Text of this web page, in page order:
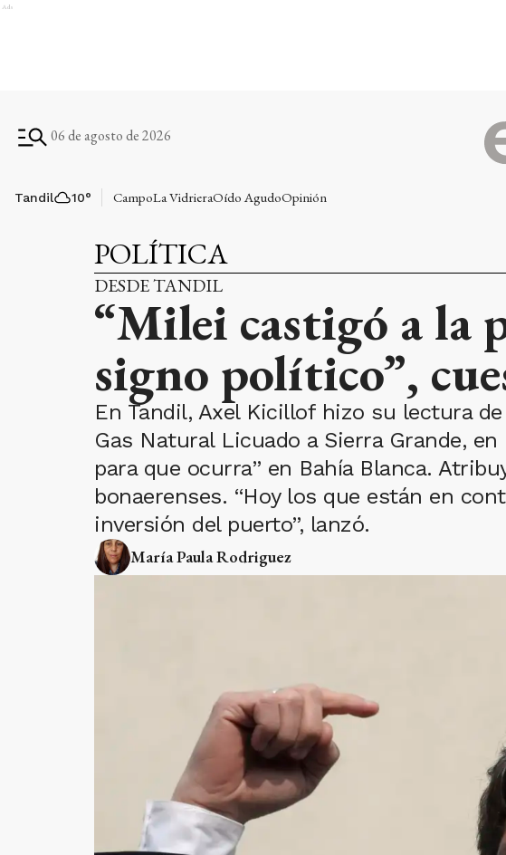
Ads
06 de agosto de 2026
Tandil 10° CampoLa VidrieraOído AgudoOpinión
POLÍTICA
DESDE TANDIL
“Milei castigó a la
signo político”,
En Tandil, Axel Kicillof hizo su lectura
Gas Natural Licuado a Sierra Grande,
para que ocurra” en Bahía Blanca.
bonaerenses. “Hoy los que están en
inversión del puerto”, lanzó.
María Paula Rodriguez